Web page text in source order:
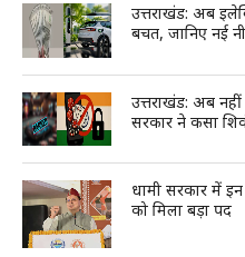
उत्तराखंड: अब
बचत, जानिए नई
उत्तराखंड: अब
सरकार ने कसा
धामी सरकार में
को मिला बड़ा पद